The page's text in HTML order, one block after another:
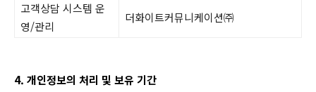
고객상담 시스템 운
영/관리
더화이트커뮤니케이션㈜
4. 개인정보의 처리 및 보유 기간